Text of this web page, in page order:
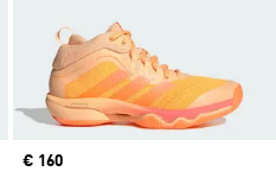
Price
€ 160